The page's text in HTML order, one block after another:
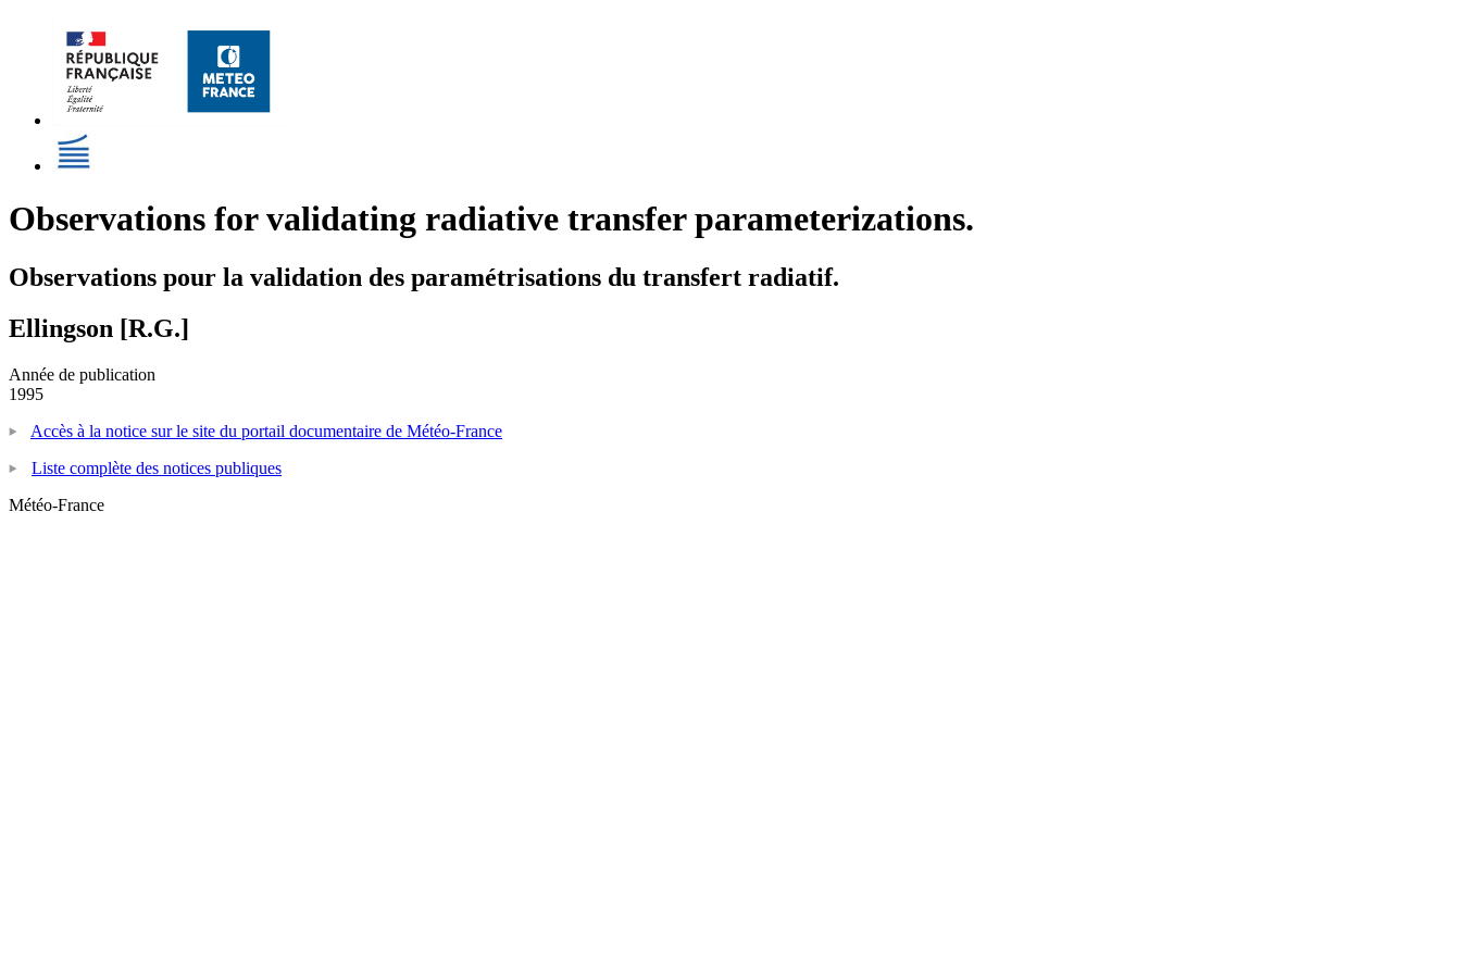
Observations for validating radiative transfer parameterizations.
Observations pour la validation des paramétrisations du transfert radiatif.
Ellingson [R.G.]
Année de publication
1995
Accès à la notice sur le site du portail documentaire de Météo-France
Liste complète des notices publiques
Météo-France